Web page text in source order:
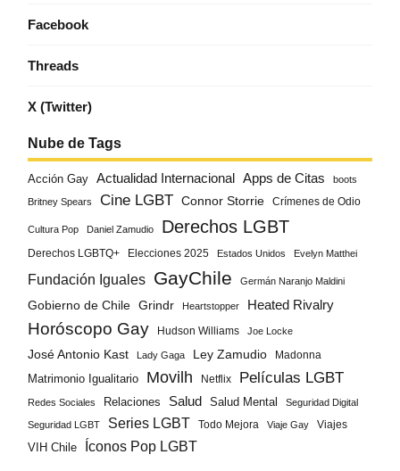
Facebook
Threads
X (Twitter)
Nube de Tags
Acción Gay Actualidad Internacional Apps de Citas boots
Britney Spears Cine LGBT Connor Storrie Crímenes de Odio
Cultura Pop Daniel Zamudio Derechos LGBT
Derechos LGBTQ+ Elecciones 2025 Estados Unidos Evelyn Matthei
Fundación Iguales GayChile Germán Naranjo Maldini
Gobierno de Chile Grindr Heartstopper Heated Rivalry
Horóscopo Gay Hudson Williams Joe Locke
José Antonio Kast Lady Gaga Ley Zamudio Madonna
Matrimonio Igualitario Movilh Netflix Películas LGBT
Redes Sociales Relaciones Salud Salud Mental Seguridad Digital
Seguridad LGBT Series LGBT Todo Mejora Viaje Gay
Viajes
VIH Chile
Íconos Pop LGBT